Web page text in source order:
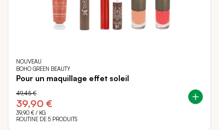
NOUVEAU
BOHO GREEN BEAUTY
Pour un maquillage effet soleil
39,90 €
49,45 €
39,90 € / KG
ROUTINE DE 5 PRODUITS